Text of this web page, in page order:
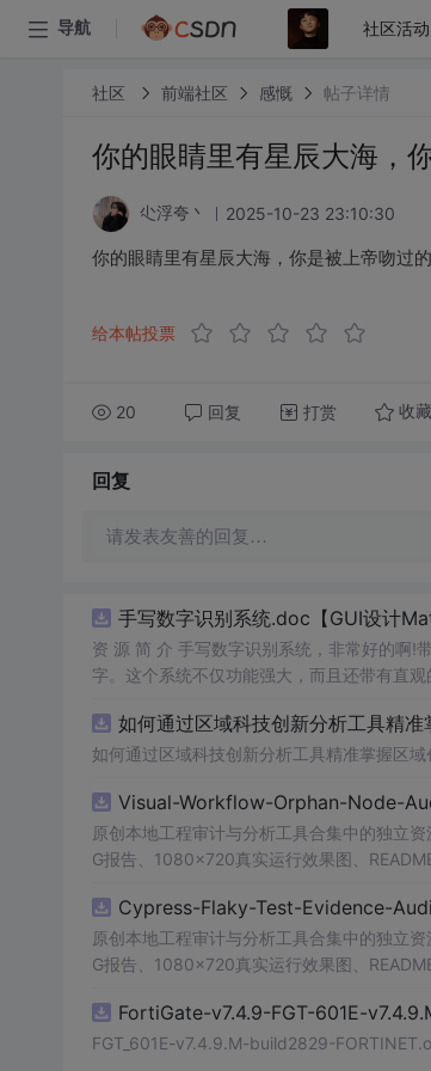
导航 社区活动
社区 前端社区 感慨 帖子详情
你的眼睛里有星辰大海，
尐浮夸丶 2025-10-23 23:10:30
你的眼睛里有星辰大海，你是被上帝吻过的
给本帖投票
20 回复 打赏 收藏
回复
请发表友善的回复…
手写数字识别系统.doc【GUI设计
资 源 简 介 手写数字识别系统，非常好的啊!
字。这个系统不仅功能强大，而且还带有直
便和实用的工具，你一定会喜欢它的！
如何通过区域科技创新分析工具精
如何通过区域科技创新分析工具精准掌握区
Visual-Workflow-Orphan-Node-
原创本地工程审计与分析工具合集中的独立
G报告、1080×720真实运行效果图、
源码、Logo、官方截图、论文、生产日志或
Cypress-Flaky-Test-Evidence-
原创本地工程审计与分析工具合集中的独立
G报告、1080×720真实运行效果图、
源码、Logo、官方截图、论文、生产日志或
FortiGate-v7.4.9-FGT-601E-
FGT_601E-v7.4.9.M-build2829-